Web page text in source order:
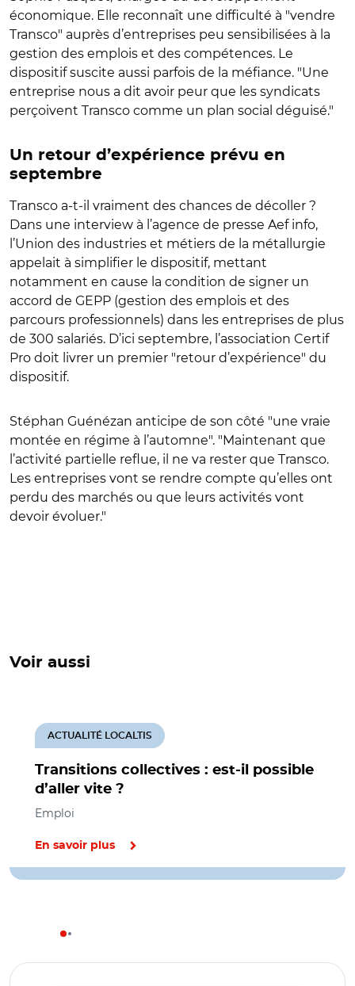
économique. Elle reconnaît une difficulté à "vendre
Transco" auprès d’entreprises peu sensibilisées à la
gestion des emplois et des compétences. Le
dispositif suscite aussi parfois de la méfiance. "Une
entreprise nous a dit avoir peur que les syndicats
perçoivent Transco comme un plan social déguisé."
Un retour d’expérience prévu en
septembre
Transco a-t-il vraiment des chances de décoller ?
Dans une interview à l’agence de presse Aef info,
l’Union des industries et métiers de la métallurgie
appelait à simplifier le dispositif, mettant
notamment en cause la condition de signer un
accord de GEPP (gestion des emplois et des
parcours professionnels) dans les entreprises de plus
de 300 salariés. D’ici septembre, l’association Certif
Pro doit livrer un premier "retour d’expérience" du
dispositif.
Stéphan Guénézan anticipe de son côté "une vraie
montée en régime à l’automne". "Maintenant que
l’activité partielle reflue, il ne va rester que Transco.
Les entreprises vont se rendre compte qu’elles ont
perdu des marchés ou que leurs activités vont
devoir évoluer."
Voir aussi
Transitions collectives : est-il possible
d’aller vite ?
ACTUALITÉ LOCALTIS
Emploi
En savoir plus